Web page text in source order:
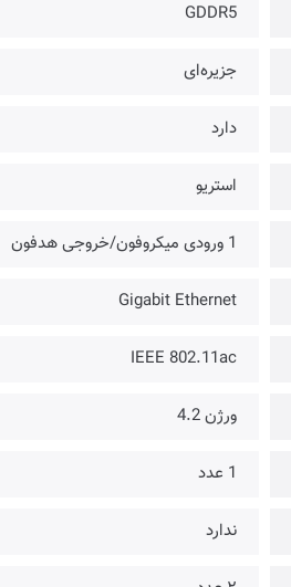
GDDR5
جزیره‌ای
دارد
استریو
1 ورودی میکروفون/خروجی هدفون
Gigabit Ethernet
IEEE 802.11ac
ورژن 4.2
1 عدد
ندارد